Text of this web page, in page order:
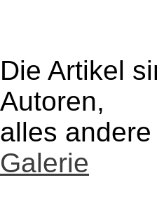
Die Artikel
Autoren,
alles
Galerie